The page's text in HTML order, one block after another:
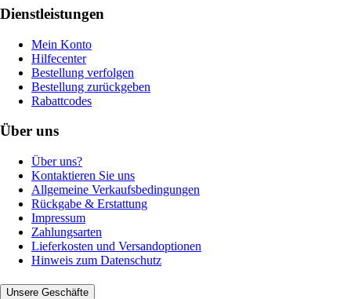
Dienstleistungen
Mein Konto
Hilfecenter
Bestellung verfolgen
Bestellung zurückgeben
Rabattcodes
Über uns
Über uns?
Kontaktieren Sie uns
Allgemeine Verkaufsbedingungen
Rückgabe & Erstattung
Impressum
Zahlungsarten
Lieferkosten und Versandoptionen
Hinweis zum Datenschutz
Unsere Geschäfte